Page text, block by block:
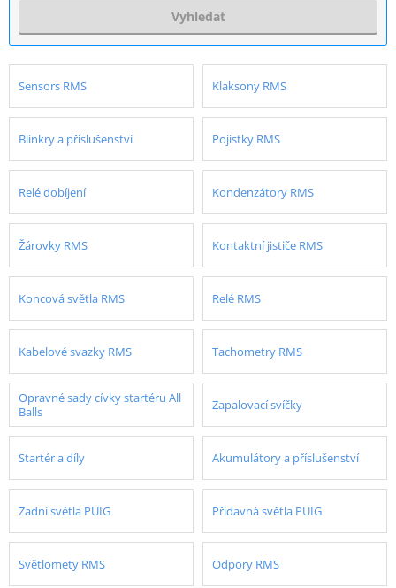
Vyhledat
Sensors RMS Klaksony RMS
Blinkry a příslušenství Pojistky RMS
Relé dobíjení Kondenzátory RMS
Žárovky RMS Kontaktní jističe RMS
Koncová světla RMS Relé RMS
Kabelové svazky RMS Tachometry RMS
Opravné sady cívky startéru All
Balls
Zapalovací svíčky
Startér a díly Akumulátory a příslušenství
Zadní světla PUIG Přídavná světla PUIG
Světlomety RMS Odpory RMS